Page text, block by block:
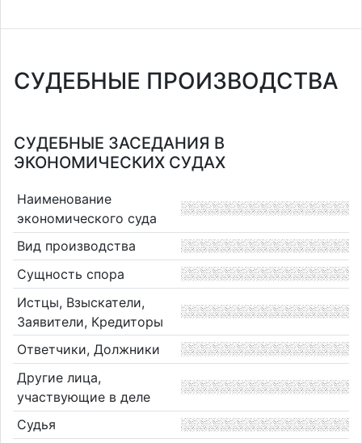
СУДЕБНЫЕ ПРОИЗВОДСТВА
СУДЕБНЫЕ ЗАСЕДАНИЯ В
ЭКОНОМИЧЕСКИХ СУДАХ
Наименование
экономического суда
Вид производства
Сущность спора
Истцы, Взыскатели,
Заявители, Кредиторы
Ответчики, Должники
Другие лица,
участвующие в деле
Судья